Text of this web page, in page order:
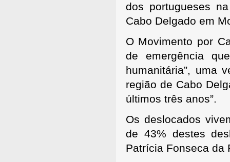
dos portugueses
Cabo Delgado em
O Movimento por
de emergência
humanitária”, uma
região de Cabo
últimos três anos”.
Os deslocados
de 43% destes
Patrícia Fonseca da